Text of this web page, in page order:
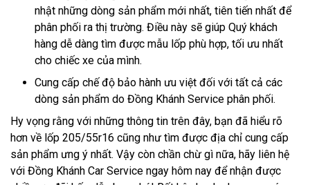
nhật những dòng sản phẩm mới nhất, tiên tiến nhất để
phân phối ra thị trường. Điều này sẽ giúp Quý khách
hàng dễ dàng tìm được mẫu lốp phù hợp, tối ưu nhất
cho chiếc xe của mình.
Cung cấp chế độ bảo hành ưu việt đối với tất cả các
dòng sản phẩm do Đồng Khánh Service phân phối.
Hy vọng rằng với những thông tin trên đây, bạn đã hiểu rõ
hơn về lốp 205/55r16 cũng như tìm được địa chỉ cung cấp
sản phẩm ưng ý nhất. Vậy còn chần chừ gì nữa, hãy liên hệ
với Đồng Khánh Car Service ngay hôm nay để nhận được